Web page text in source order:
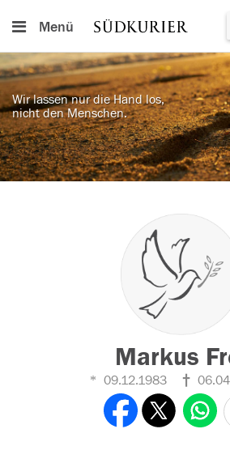
Menü
Wir lassen nur die Hand los,
nicht den Menschen.
Markus
09.12.1983